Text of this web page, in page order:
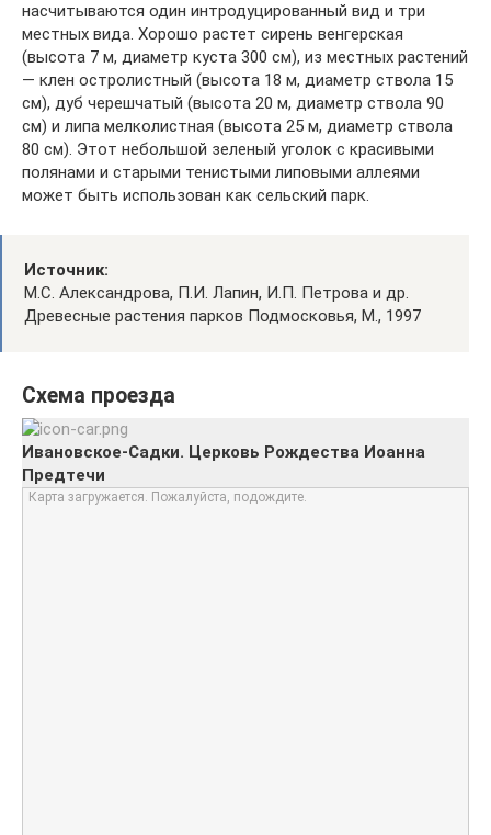
насчитываются один интродуцированный вид и три
местных вида. Хорошо растет сирень венгерская
(высота 7 м, диаметр куста 300 см), из местных растений
— клен остролистный (высота 18 м, диаметр ствола 15
см), дуб черешчатый (высота 20 м, диаметр ствола 90
см) и липа мелколистная (высота 25 м, диаметр ствола
80 см). Этот небольшой зеленый уголок с красивыми
полянами и старыми тенистыми липовыми аллеями
может быть использован как сельский парк.
Источник:
М.С. Александрова, П.И. Лапин, И.П. Петрова и др.
Древесные растения парков Подмосковья, М., 1997
Схема проезда
Ивановское-Садки. Церковь Рождества Иоанна
Предтечи
Карта загружается. Пожалуйста, подождите.